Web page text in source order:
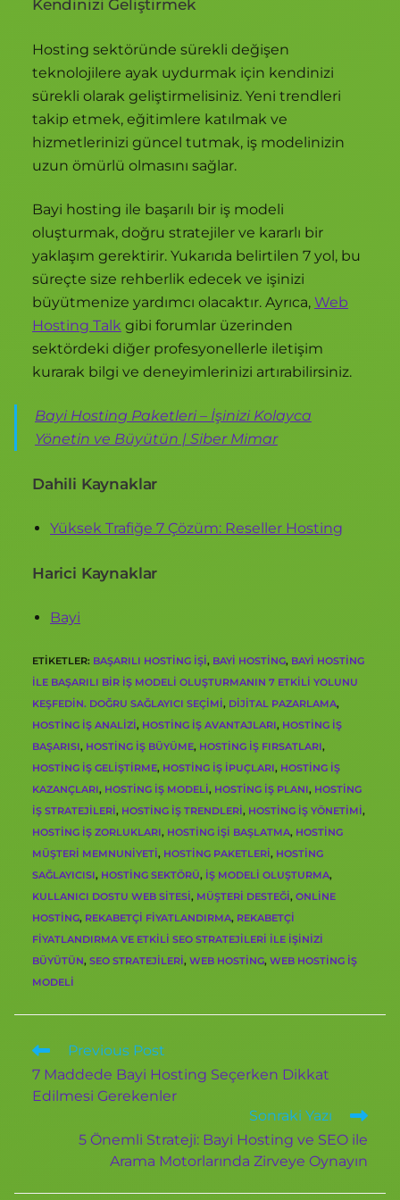
Kendinizi Geliştirmek
Hosting sektöründe sürekli değişen
teknolojilere ayak uydurmak için kendinizi
sürekli olarak geliştirmelisiniz. Yeni trendleri
takip etmek, eğitimlere katılmak ve
hizmetlerinizi güncel tutmak, iş modelinizin
uzun ömürlü olmasını sağlar.
Bayi hosting ile başarılı bir iş modeli
oluşturmak, doğru stratejiler ve kararlı bir
yaklaşım gerektirir. Yukarıda belirtilen 7 yol, bu
süreçte size rehberlik edecek ve işinizi
büyütmenize yardımcı olacaktır. Ayrıca, Web
Hosting Talk gibi forumlar üzerinden
sektördeki diğer profesyonellerle iletişim
kurarak bilgi ve deneyimlerinizi artırabilirsiniz.
Bayi Hosting Paketleri – İşinizi Kolayca
Yönetin ve Büyütün | Siber Mimar
Dahili Kaynaklar
Yüksek Trafiğe 7 Çözüm: Reseller Hosting
Harici Kaynaklar
Bayi
ETIKETLER: BAŞARILI HOSTING IŞI, BAYI HOSTING, BAYI HOSTING
ILE BAŞARILI BIR IŞ MODELI OLUŞTURMANIN 7 ETKILI YOLUNU
KEŞFEDIN. DOĞRU SAĞLAYICI SEÇIMI, DIJITAL PAZARLAMA,
HOSTING IŞ ANALIZI, HOSTING IŞ AVANTAJLARI, HOSTING IŞ
BAŞARISI, HOSTING IŞ BÜYÜME, HOSTING IŞ FIRSATLARI,
HOSTING IŞ GELIŞTIRME, HOSTING IŞ IPUÇLARI, HOSTING IŞ
KAZANÇLARI, HOSTING IŞ MODELI, HOSTING IŞ PLANI, HOSTING
IŞ STRATEJILERI, HOSTING IŞ TRENDLERI, HOSTING IŞ YÖNETIMI,
HOSTING IŞ ZORLUKLARI, HOSTING IŞI BAŞLATMA, HOSTING
MÜŞTERI MEMNUNIYETI, HOSTING PAKETLERI, HOSTING
SAĞLAYICISI, HOSTING SEKTÖRÜ, IŞ MODELI OLUŞTURMA,
KULLANICI DOSTU WEB SITESI, MÜŞTERI DESTEĞI, ONLINE
HOSTING, REKABETÇI FIYATLANDIRMA, REKABETÇI
FIYATLANDIRMA VE ETKILI SEO STRATEJILERI ILE IŞINIZI
BÜYÜTÜN, SEO STRATEJILERI, WEB HOSTING, WEB HOSTING IŞ
MODELI
Previous Post
7 Maddede Bayi Hosting Seçerken Dikkat
Edilmesi Gerekenler
Sonraki Yazı
5 Önemli Strateji: Bayi Hosting ve SEO ile
Arama Motorlarında Zirveye Oynayın